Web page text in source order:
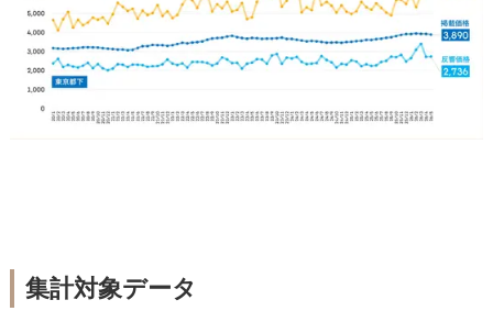
集計対象データ